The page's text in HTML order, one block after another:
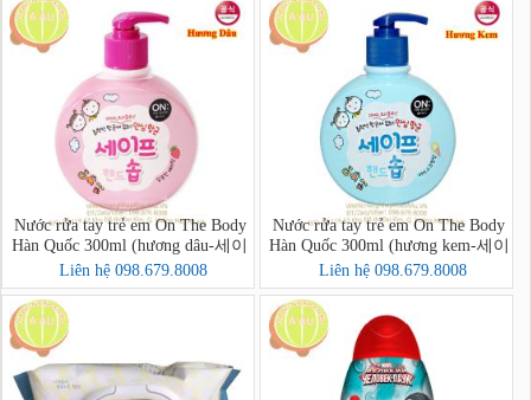
Nước rửa tay trẻ em On The Body
Hàn Quốc 300ml (hương dâu-세이
프핸드솝)
Liên hệ 098.679.8008
Nước rửa tay trẻ em On The Body
Hàn Quốc 300ml (hương kem-세이
프핸드솝)
Liên hệ 098.679.8008